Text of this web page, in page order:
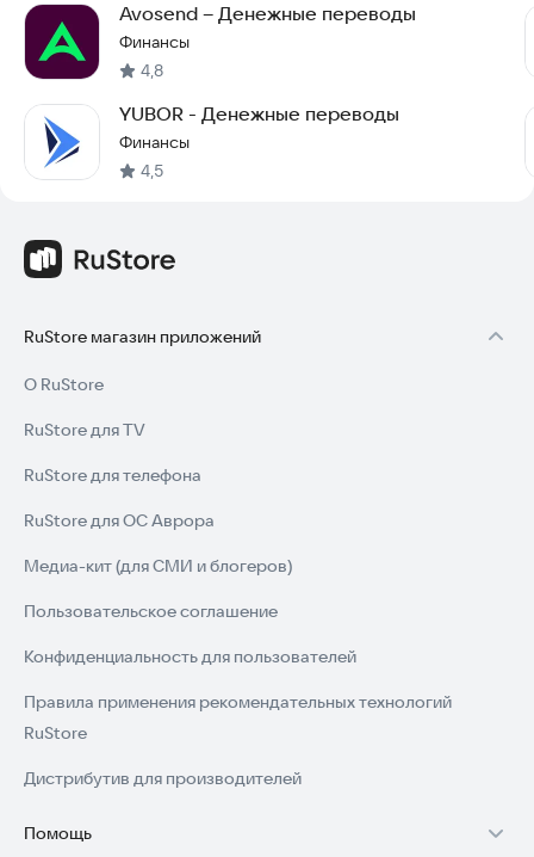
Avosend – Денежные переводы
Финансы
4,8
YUBOR - Денежные переводы
Финансы
4,5
RuStore магазин приложений
О RuStore
RuStore для TV
RuStore для телефона
RuStore для ОС Аврора
Медиа-кит (для СМИ и блогеров)
Пользовательское соглашение
Конфиденциальность для пользователей
Правила применения рекомендательных технологий
RuStore
Дистрибутив для производителей
Помощь